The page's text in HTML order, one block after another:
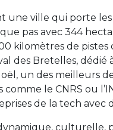
une ville qui porte
pas avec 344
kilomètres de
des Bretelles, dédié
un des meilleurs
comme le CNRS ou
de la tech avec
culturelle,